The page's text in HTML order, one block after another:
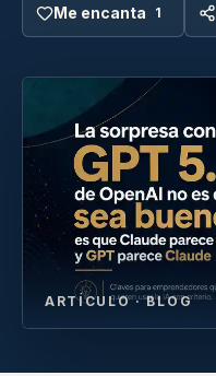
Me encanta 1
ARTÍCULO · BLOG